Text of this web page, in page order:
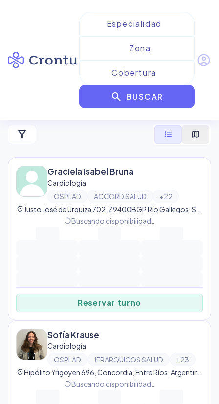
search BUSCAR
account_circle
Resultados paraCardiología
de OSPLAD
filter_alt format_list_bulleted map
Graciela Isabel Bruna
Cardiología
OSPLAD
ACCORD SALUD +22
location_on
progress_activityBuscando disponibilidad…
Reservar turno
Sofía Krause
Cardiología
OSPLAD
JERARQUICOS SALUD +23
location_on
progress_activityBuscando disponibilidad…